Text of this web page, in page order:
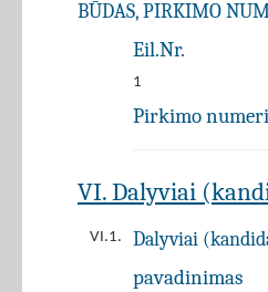
BŪDAS, PIRKIMO
Eil.Nr.
1
Pirkimo
VI. Dalyviai
VI.1. Dalyviai
pavadinimas